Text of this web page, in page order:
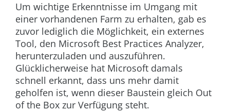
Um wichtige Erkenntnisse im Umgang mit
einer vorhandenen Farm zu erhalten, gab es
zuvor lediglich die Möglichkeit, ein externes
Tool, den Microsoft Best Practices Analyzer,
herunterzuladen und auszuführen.
Glücklicherweise hat Microsoft damals
schnell erkannt, dass uns mehr damit
geholfen ist, wenn dieser Baustein gleich Out
of the Box zur Verfügung steht.